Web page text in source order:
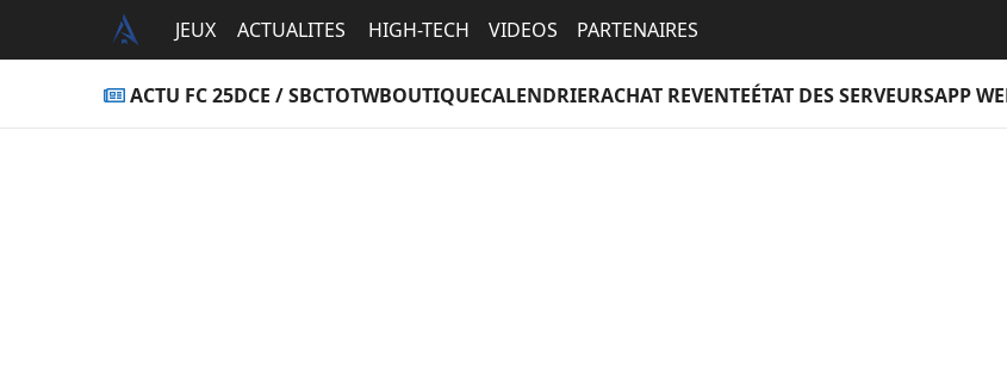
JEUX ACTUALITES HIGH-TECH VIDEOS PARTENAIRES
ACTU FC 25DCE / SBCTOTWBOUTIQUECALENDRIERACHAT REVENTEÉTAT DES SERVEURSAPP